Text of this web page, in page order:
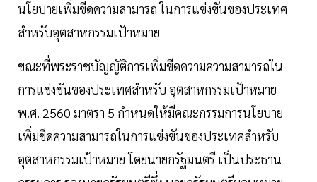
นโยบายเพิ่มขีดความสามารถ ในการแข่งขันของประเทศ
สำหรับอุตสาหกรรมเป้าหมาย
ขณะที่พระราชบัญญัติการเพิ่มขีดความความสามารถใน
การแข่งขันของประเทศสำหรับ อุตสาหกรรมเป้าหมาย
พ.ศ. 2560 มาตรา 5 กำหนดให้มีคณะกรรมการนโยบาย
เพิ่มขีดความสามารถในการแข่งขันของประเทศสำหรับ
อุตสาหกรรมเป้าหมาย โดยนายกรัฐมนตรี เป็นประธาน